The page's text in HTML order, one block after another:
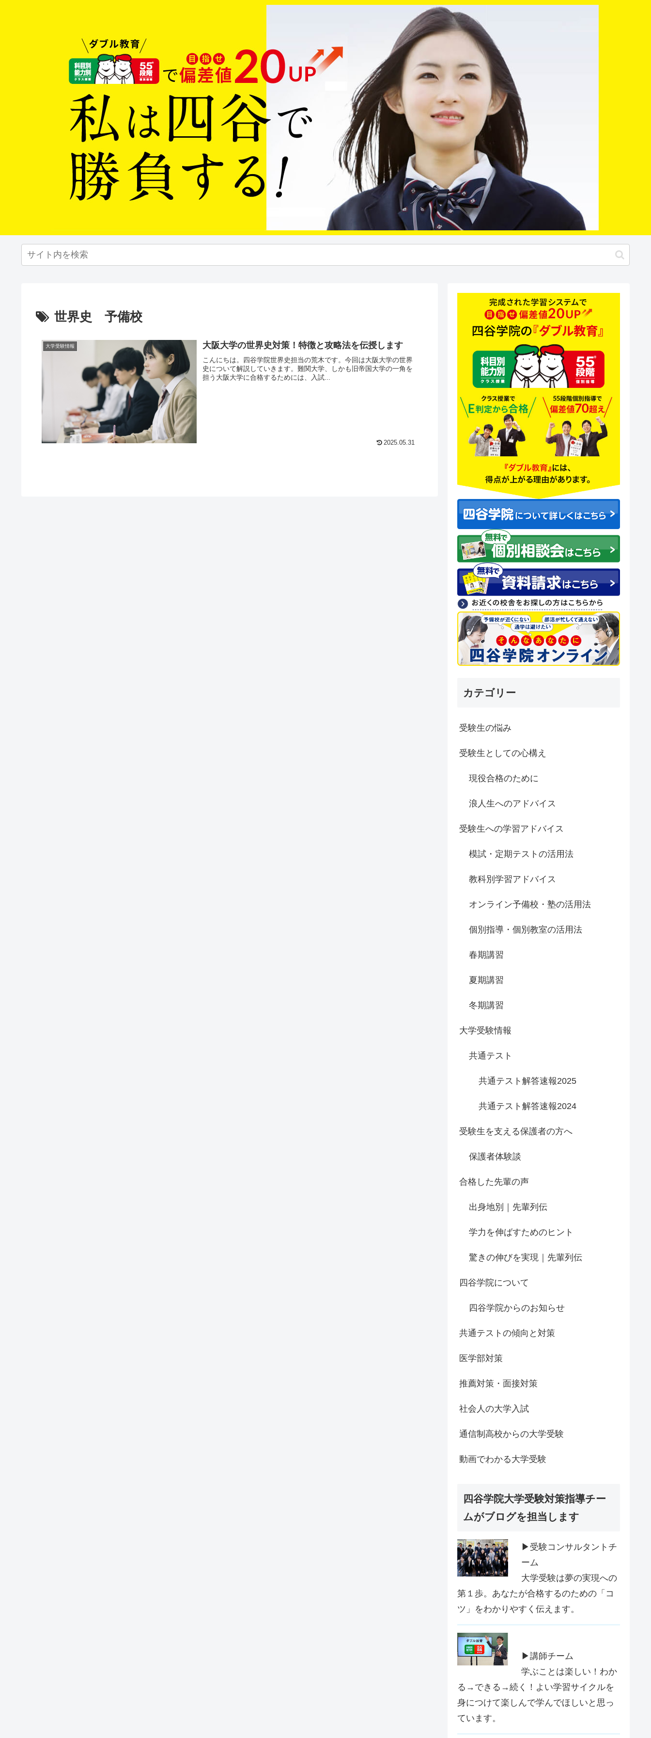
世界史 予備校
大学受験情報 大阪大学の世界史対策！特徴と攻略法を伝授します
こんにちは。四谷学院世界史担当の荒木です。今回は大阪大学の世界
史について解説していきます。難関大学、しかも旧帝国大学の一角を
担う大阪大学に合格するためには、入試...
2025.05.31
カテゴリー
受験生の悩み
受験生としての心構え
現役合格のために
浪人生へのアドバイス
受験生への学習アドバイス
模試・定期テストの活用法
教科別学習アドバイス
オンライン予備校・塾の活用法
個別指導・個別教室の活用法
春期講習
夏期講習
冬期講習
大学受験情報
共通テスト
共通テスト解答速報2025
共通テスト解答速報2024
受験生を支える保護者の方へ
保護者体験談
合格した先輩の声
出身地別｜先輩列伝
学力を伸ばすためのヒント
驚きの伸びを実現｜先輩列伝
四谷学院について
四谷学院からのお知らせ
共通テストの傾向と対策
医学部対策
推薦対策・面接対策
社会人の大学入試
通信制高校からの大学受験
動画でわかる大学受験
四谷学院大学受験対策指導チー
ムがブログを担当します
▶受験コンサルタントチ
ーム
大学受験は夢の実現への
第１歩。あなたが合格するのための「コ
ツ」をわかりやすく伝えます。
▶講師チーム
学ぶことは楽しい！わか
る→できる→続く！よい学習サイクルを
身につけて楽しんで学んでほしいと思っ
ています。